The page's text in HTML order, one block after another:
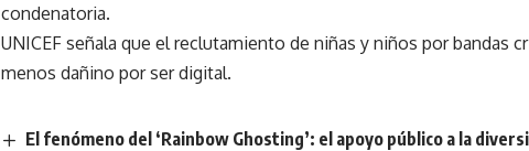
condenatoria.
UNICEF señala que el reclutamiento de niñas y niños por bandas
menos dañino por ser digital.
El fenómeno del ‘Rainbow Ghosting’: el apoyo público a la